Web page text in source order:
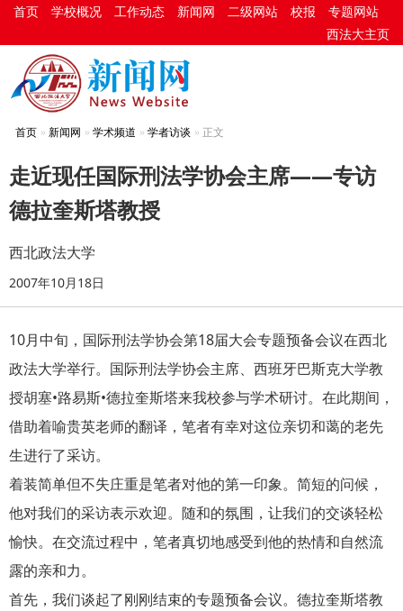
首页 学校概况 工作动态 新闻网 二级网站 校报
专题网站
西法大主页
首页 新闻网 学术频道 学者访谈 正文
走近现任国际刑法学协会主席——专访
德拉奎斯塔教授
西北政法大学
2007年10月18日
10月中旬，国际刑法学协会第18届大会专题预备会议在西北
政法大学举行。国际刑法学协会主席、西班牙巴斯克大学教
授胡塞•路易斯•德拉奎斯塔来我校参与学术研讨。在此期间，
借助着喻贵英老师的翻译，笔者有幸对这位亲切和蔼的老先
生进行了采访。
着装简单但不失庄重是笔者对他的第一印象。简短的问候，
他对我们的采访表示欢迎。随和的氛围，让我们的交谈轻松
愉快。在交流过程中，笔者真切地感受到他的热情和自然流
露的亲和力。
首先，我们谈起了刚刚结束的专题预备会议。德拉奎斯塔教